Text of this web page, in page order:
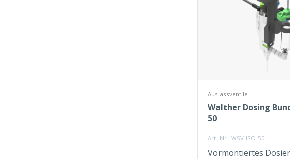
Auslassventile
Walther Dosing
50
Art.-Nr.: WSV-ISO-50
Vormontiertes